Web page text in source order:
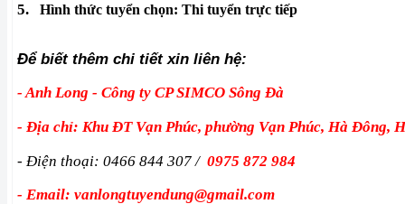
5. Hình thức tuyển chọn: Thi tuyển trực tiếp
Để biết thêm chi tiết xin liên hệ:
- Anh Long - Công ty CP SIMCO Sông Đà
- Địa chỉ: Khu ĐT Vạn Phúc, phường Vạn Phúc, Hà Đông,
- Điện thoại: 0466 844 307 / 0975 872 984
- Email: vanlongtuyendung@gmail.com